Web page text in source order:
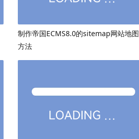
制作帝国ECMS8.0的sitemap网站地
方法